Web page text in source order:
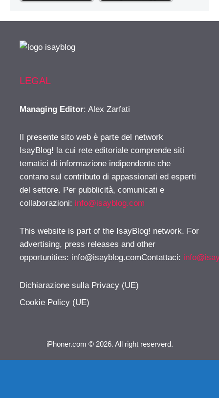
LEGAL
Managing Editor: Alex Zarfati
Il presente sito web è parte del network
IsayBlog! la cui rete editoriale comprende siti
tematici di informazione indipendente che
contano sul contributo di appassionati ed esperti
del settore. Per pubblicità, comunicati e
collaborazioni: info@isayblog.com
This website is part of the IsayBlog! network. For
advertising, press releases and other
opportunities: info@isayblog.comContattaci:
Dichiarazione sulla Privacy (UE)
Cookie Policy (UE)
iPhoner.com © 2026. All right reserverd.